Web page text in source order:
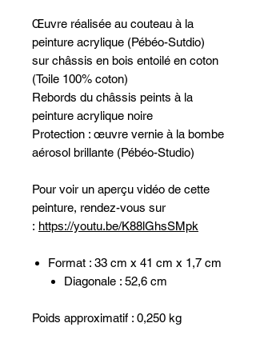
Œuvre réalisée au couteau à la
peinture acrylique (Pébéo-Sutdio)
sur châssis en bois entoilé en coton
(Toile 100% coton)
Rebords du châssis peints à la
peinture acrylique noire
Protection : œuvre vernie à la bombe
aérosol brillante (Pébéo-Studio)
Pour voir un aperçu vidéo de cette
peinture, rendez-vous sur
: https://youtu.be/K88lGhsSMpk
Format : 33 cm x 41 cm x 1,7 cm
Diagonale : 52,6 cm
Poids approximatif : 0,250 kg